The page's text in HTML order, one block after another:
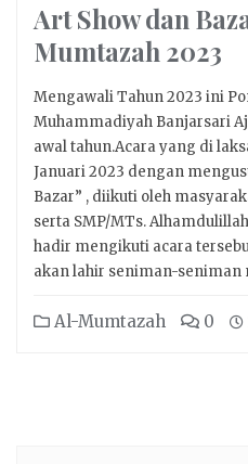
Art Show dan
Mumtazah 2023
Mengawali Tahun 2023 ini
Muhammadiyah Banjarsari
awal tahun.Acara yang di
Januari 2023 dengan
Bazar” , diikuti oleh
serta SMP/MTs.
hadir mengikuti acara
akan lahir seniman-
Al-Mumtazah 0